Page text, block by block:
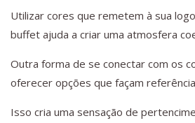
Utilizar cores que remetem à sua
buffet ajuda a criar uma atmosfera
Outra forma de se conectar com os
oferecer opções que façam
Isso cria uma sensação de